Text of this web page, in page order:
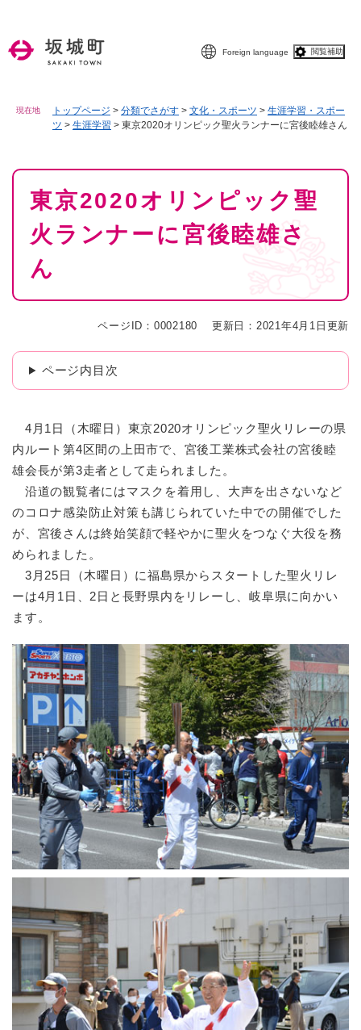
Foreign language 閲覧補助
現在地 トップページ > 分類でさがす > 文化・スポーツ > 生涯学習・スポー
ツ > 生涯学習 > 東京2020オリンピック聖火ランナーに宮後睦雄さん
本
東京2020オリンピック聖
火ランナーに宮後睦雄さ
ん
ページID：0002180 更新日：2021年4月1日更新
ページ内目次
4月1日（木曜日）東京2020オリンピック聖火リレーの県
内ルート第4区間の上田市で、宮後工業株式会社の宮後睦
雄会長が第3走者として走られました。
沿道の観覧者にはマスクを着用し、大声を出さないなど
のコロナ感染防止対策も講じられていた中での開催でした
が、宮後さんは終始笑顔で軽やかに聖火をつなぐ大役を務
められました。
3月25日（木曜日）に福島県からスタートした聖火リレ
ーは4月1日、2日と長野県内をリレーし、岐阜県に向かい
ます。